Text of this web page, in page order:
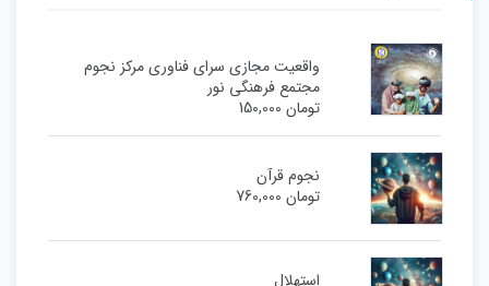
واقعیت مجازی سرای فناوری مرکز نجوم
مجتمع فرهنگی نور
تومان150,000
نجوم قرآن
تومان760,000
استهلال